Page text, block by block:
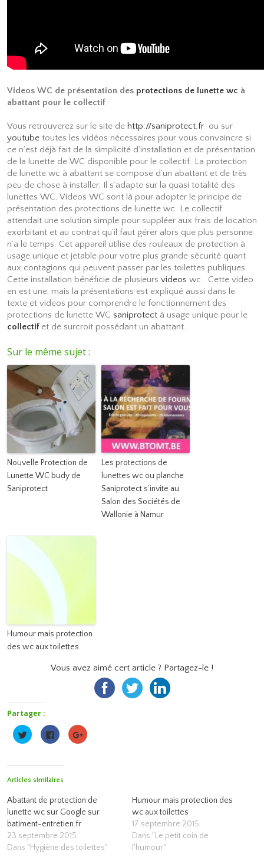
Videos WC de présentation des protections de lunette wc à
abattant pour le collectif
Vous retrouverez sur le site de http://saniprotect.fr ou sur
youtube toutes les vidéos nécessaires pour vous convaincre si
ce n’est déjà fait de la simplicité d’installation et de présentation
de la lunette de WC disponible pour le collectif. La protection
de lunette wc à abattant se compose d’un abattant et de très
peu de chose à installer. Il s’adapte sur la quasi totalité des
lunettes WC. Videos WC sont là pour adopter le principe de
présentation des protections de lunette wc. Le collectif
attendait une solution simple pour suppléer aux frais de location
exorbitant et au contrat qu’il faut gérer alors que plus personne
n’a le temps. Cet appareil utilise des rouleaux de protection à
usage unique et jetable pour votre plus grande sécurité quant
aux contagions qui peuvent passer par les toilettes publiques.
Cette installation bénéficie de plusieurs videos wc . Cette video
en est une, mais la présentations est expliqué aussi dans le
texte et videos pour comprendre le fonctionnement des
protections de lunette WC saniprotect à usage unique pour le
collectifet de surcroit possédant un abattant.
Sur le même sujet :
Nouvelle Protection de
Lunette WC budy de
Saniprotect
Les protections de
lunettes wc ou planche
Saniprotect s’invite au
Salon des Sociétés de
Wallonie à Namur
Humour mais protection
des wc aux toilettes
Vous avez aimé cert article ? Partagez-le !
Partager :
Cliquez
pour
partager
dans
nouvelle
Cliquez
pour
partager
dans
nouvelle
Cliquez
pour
fenêtre)
Articles similaires
Abattant de protection de
lunette wc sur Google sur
batiment-entretien.fr
23 septembre 2015
Dans "Hygiène des toilettes"
Humour mais protection des
wc aux toilettes
17 septembre 2015
Dans "Le petit coin de
l'humour"